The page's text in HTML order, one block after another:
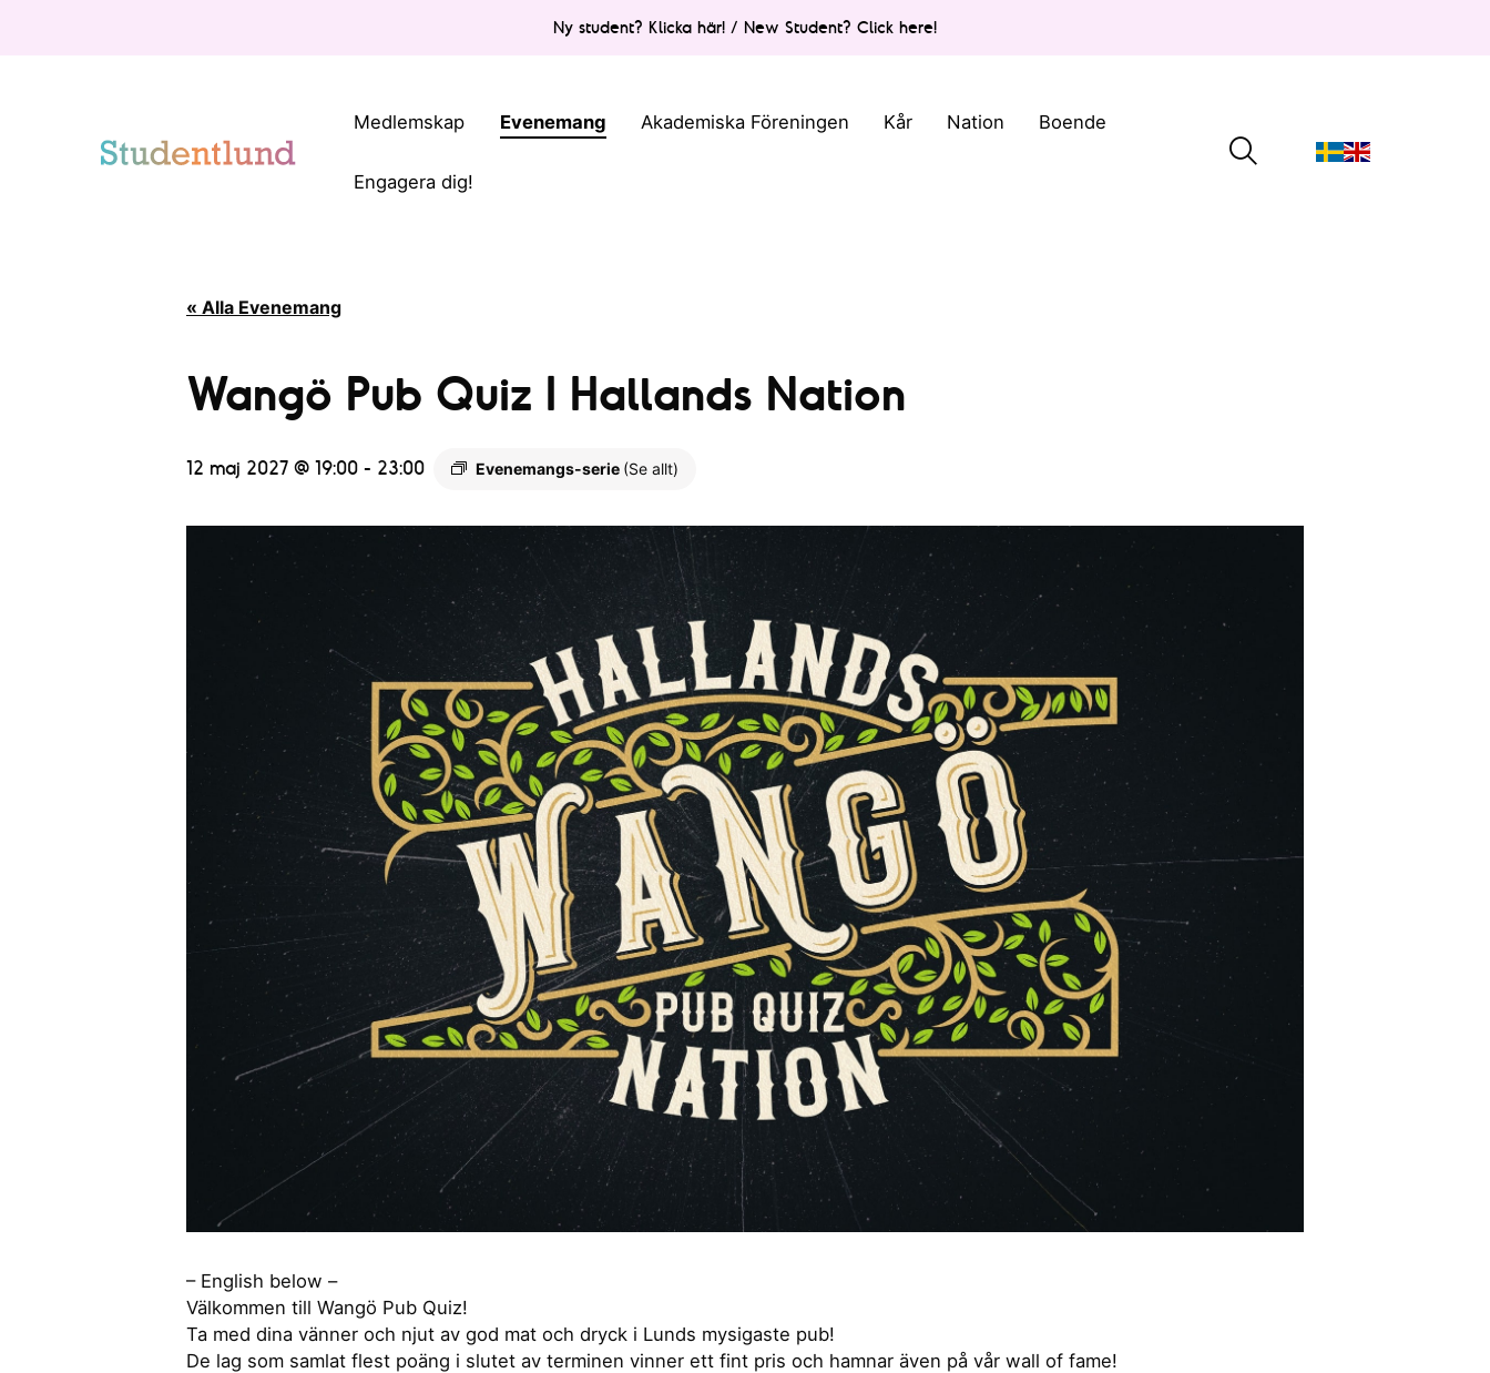
Ny student? Klicka här! / New Student? Click here!
Medlemskap Evenemang Akademiska Föreningen Kår Nation Boende
Engagera dig!
« Alla Evenemang
Wangö Pub Quiz I Hallands Nation
12 maj 2027 @ 19:00 - 23:00 Evenemangs-serie (Se allt)
– English below –
Välkommen till Wangö Pub Quiz!
Ta med dina vänner och njut av god mat och dryck i Lunds mysigaste pub!
De lag som samlat flest poäng i slutet av terminen vinner ett fint pris och hamnar även på vår wall of fame!